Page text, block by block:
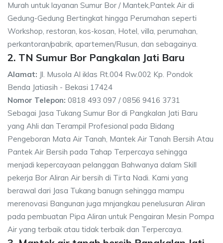
Murah untuk layanan Sumur Bor / Mantek,Pantek Air di
Gedung-Gedung Bertingkat hingga Perumahan seperti
Workshop, restoran, kos-kosan, Hotel, villa, perumahan,
perkantoran/pabrik, apartemen/Rusun, dan sebagainya.
2. TN Sumur Bor Pangkalan Jati Baru
Alamat: Jl. Musola Al iklas Rt.004 Rw.002 Kp. Pondok
Benda Jatiasih - Bekasi 17424
Nomor Telepon: 0818 493 097 / 0856 9416 3731
Sebagai Jasa Tukang Sumur Bor di Pangkalan Jati Baru
yang Ahli dan Terampil Profesional pada Bidang
Pengeboran Mata Air Tanah, Mantek Air Tanah Bersih Atau
Pantek Air Bersih pada Tahap Terpercaya sehingga
menjadi kepercayaan pelanggan Bahwanya dalam Skill
pekerja Bor Aliran Air bersih di Tirta Nadi. Kami yang
berawal dari Jasa Tukang banugn sehingga mampu
merenovasi Bangunan juga mnjangkau penelusuran Aliran
pada pembuatan Pipa Aliran untuk Pengairan Mesin Pompa
Air yang terbaik atau tidak terbaik dan Terpercaya.